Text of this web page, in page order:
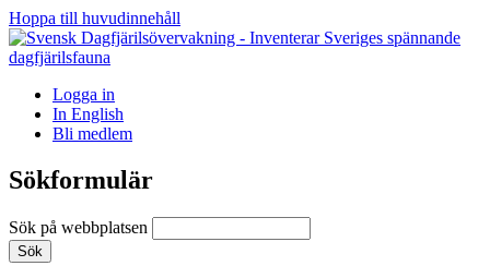
Hoppa till huvudinnehåll
Logga in
In English
Bli medlem
Sökformulär
Sök på webbplatsen